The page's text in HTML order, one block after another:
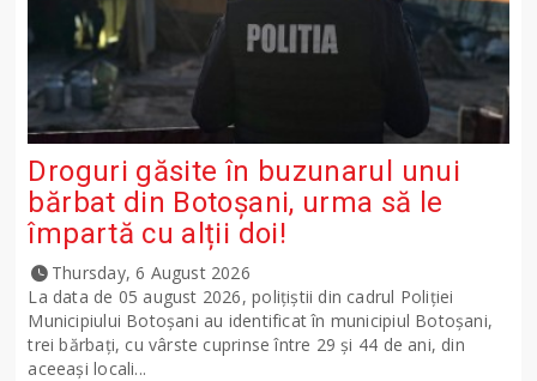
Droguri găsite în buzunarul unui
bărbat din Botoșani, urma să le
împartă cu alții doi!
Thursday, 6 August 2026
La data de 05 august 2026, polițiștii din cadrul Poliției
Municipiului Botoșani au identificat în municipiul Botoșani,
trei bărbați, cu vârste cuprinse între 29 și 44 de ani, din
aceeași locali...